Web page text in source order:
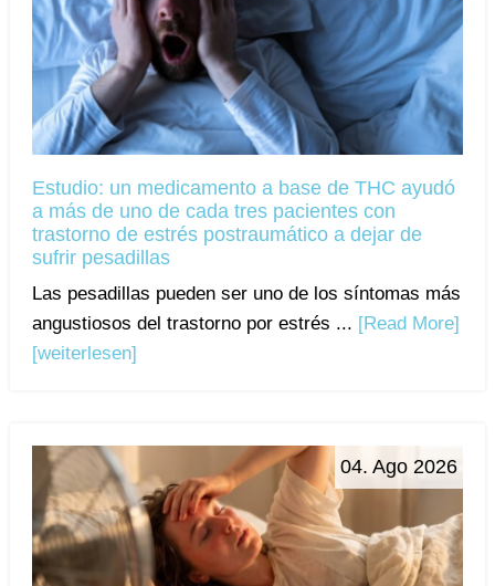
Estudio: un medicamento a base de THC ayudó
a más de uno de cada tres pacientes con
trastorno de estrés postraumático a dejar de
sufrir pesadillas
Las pesadillas pueden ser uno de los síntomas más
angustiosos del trastorno por estrés ... [Read More]
[weiterlesen]
04. Ago 2026